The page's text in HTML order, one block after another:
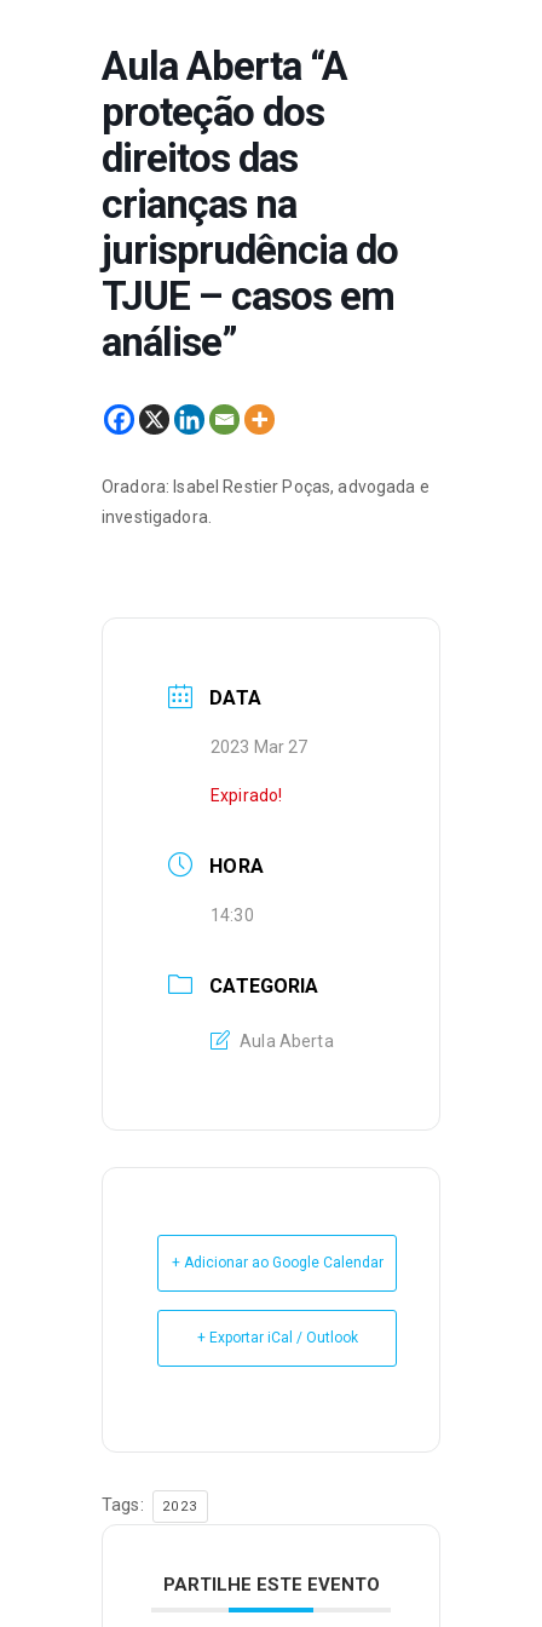
Aula Aberta “A
proteção dos
direitos das
crianças na
jurisprudência do
TJUE – casos em
análise”
Oradora: Isabel Restier Poças, advogada e
investigadora.
DATA
2023 Mar 27
Expirado!
HORA
14:30
CATEGORIA
Aula Aberta
+ Adicionar ao Google Calendar
+ Exportar iCal / Outlook
Tags: 2023
PARTILHE ESTE EVENTO